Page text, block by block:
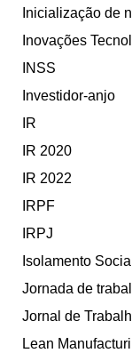
Inicialização de
Inovações
INSS
Investidor-anjo
IR
IR 2020
IR 2022
IRPF
IRPJ
Isolamento Social
Jornada de
Jornal de
Lean